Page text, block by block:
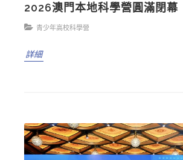
2026澳門本地科學營圓滿閉幕
青少年高校科學營
詳細